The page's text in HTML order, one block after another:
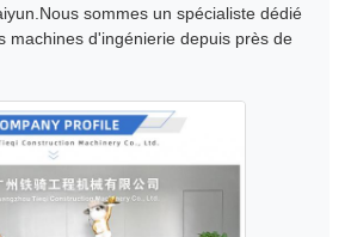
sommes un spécialiste dédié
machines d'ingénierie depuis près de